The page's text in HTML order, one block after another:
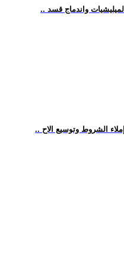
واندماج قسد
الشروط وتوسيع الاح